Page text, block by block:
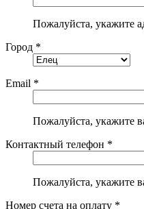
Пожалуйста, укажите
Город *
Email *
Пожалуйста, укажите
Контактный телефон *
Пожалуйста, укажите
Номер счета на оплату *